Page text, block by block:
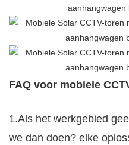
FAQ voor mobiele
1.Als het werkgebied
we dan doen? elke